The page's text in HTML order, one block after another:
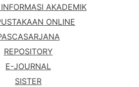
AKADEMIK
ONLINE
REPOSITORY
E-JOURNAL
SISTER